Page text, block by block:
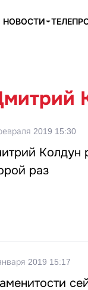
НОВОСТИ
2019 15:30
Колдун
раз
2019 15:17